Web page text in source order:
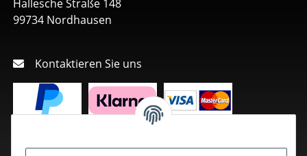
Hallesche Straße 148
99734 Nordhausen
Kontaktieren Sie uns